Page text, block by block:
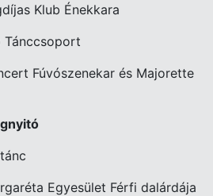
Klub Énekkara
Fúvószenekar és Majorette
Egyesület Férfi dalárdája